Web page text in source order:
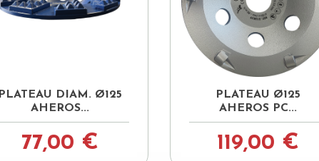
Aperçu rapide
PLATEAU DIAM. Ø125
AHEROS...
77,00 €
 Aperçu rapide
PLATEAU Ø125
AHEROS PC...
119,00 €